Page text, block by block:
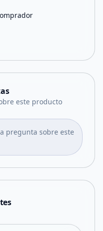
este producto
pregunta sobre este